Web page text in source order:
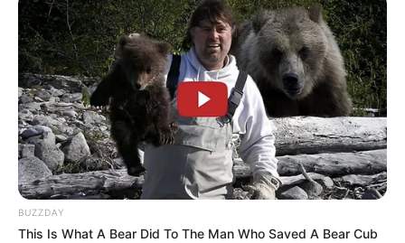
FNARAS|Solidariedade | Economia|Governo|Política | Fé
Ministério da Saúde|Agentes de
Saúde|Tecnologia |Saúde |Dinheiro
BUZZDAY
This Is What A Bear Did To The Man Who Saved A Bear Cub